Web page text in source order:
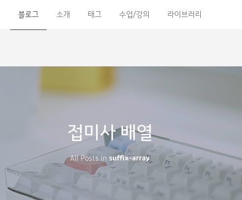
블로그 소개 태그 수업/강의 라이브러리
접미사 배열
All Posts in suffix-array